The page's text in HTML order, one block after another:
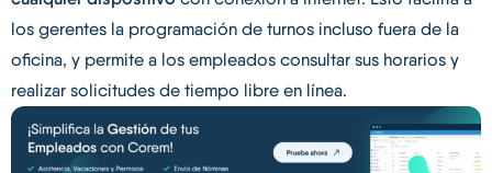
los gerentes la programación de turnos incluso fuera de la
oficina, y permite a los empleados consultar sus horarios y
realizar solicitudes de tiempo libre en línea.